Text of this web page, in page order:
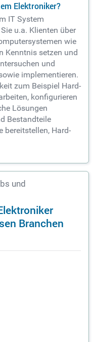
Elektroniker?
IT System
u.a. Klienten über
wie
Kenntnis setzen und
und
implementieren.
zum Beispiel Hard-
konfigurieren
Lösungen
Bestandteile
bereitstellen, Hard-
und
Branchen